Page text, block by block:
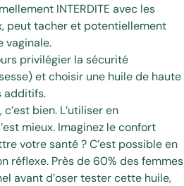
INTERDITE avec les
peut tacher et potentiellement
vaginale.
privilégier la sécurité
et choisir une huile de haute
additifs.
bien. L’utiliser en
mieux. Imaginez le confort
votre santé ? C’est possible en
réflexe. Près de 60% des femmes
avant d’oser tester cette huile,